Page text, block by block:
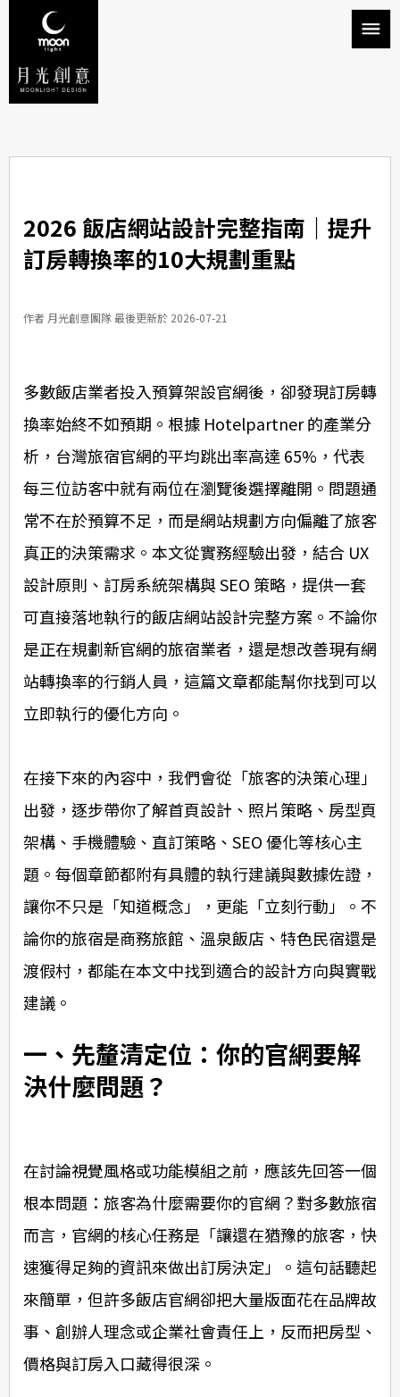
2026 飯店網站設計完整指南｜提升
訂房轉換率的10大規劃重點
作者 月光創意團隊 最後更新於 2026-07-21
多數飯店業者投入預算架設官網後，卻發現訂房轉
換率始終不如預期。根據 Hotelpartner 的產業分
析，台灣旅宿官網的平均跳出率高達 65%，代表
每三位訪客中就有兩位在瀏覽後選擇離開。問題通
常不在於預算不足，而是網站規劃方向偏離了旅客
真正的決策需求。本文從實務經驗出發，結合 UX
設計原則、訂房系統架構與 SEO 策略，提供一套
可直接落地執行的飯店網站設計完整方案。不論你
是正在規劃新官網的旅宿業者，還是想改善現有網
站轉換率的行銷人員，這篇文章都能幫你找到可以
立即執行的優化方向。
在接下來的內容中，我們會從「旅客的決策心理」
出發，逐步帶你了解首頁設計、照片策略、房型頁
架構、手機體驗、直訂策略、SEO 優化等核心主
題。每個章節都附有具體的執行建議與數據佐證，
讓你不只是「知道概念」，更能「立刻行動」。不
論你的旅宿是商務旅館、溫泉飯店、特色民宿還是
渡假村，都能在本文中找到適合的設計方向與實戰
建議。
一、先釐清定位：你的官網要解
決什麼問題？
在討論視覺風格或功能模組之前，應該先回答一個
根本問題：旅客為什麼需要你的官網？對多數旅宿
而言，官網的核心任務是「讓還在猶豫的旅客，快
速獲得足夠的資訊來做出訂房決定」。這句話聽起
來簡單，但許多飯店官網卻把大量版面花在品牌故
事、創辦人理念或企業社會責任上，反而把房型、
價格與訂房入口藏得很深。